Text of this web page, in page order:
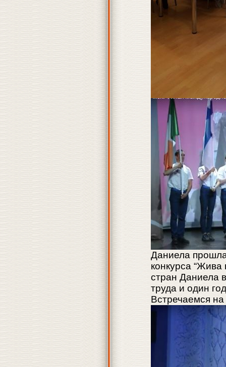
Даниела
конкурса “Жива
стран Даниела
труда и один
Встречаемся